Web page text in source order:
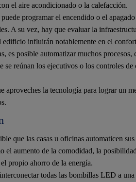
el aire acondicionado o la calefacción.
programar el encendido o el
A su vez, hay que evaluar la
edificio influirán notablemente en el
es posible automatizar muchos
se reúnan los ejecutivos o los controles
aproveches la tecnología para lograr un
que las casas u oficinas automaticen
el aumento de la comodidad, la
propio ahorro de la energía.
todas las bombillas LED a